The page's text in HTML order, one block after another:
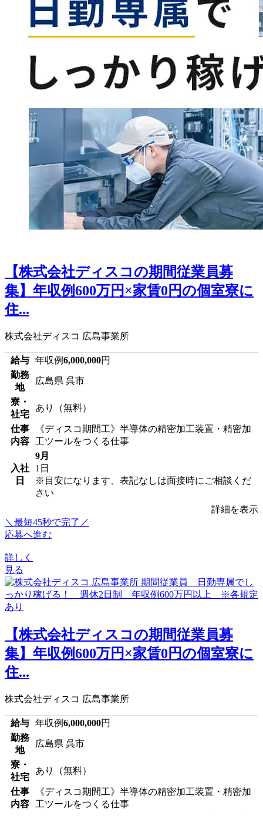
【株式会社ディスコの期間従業員募
集】年収例600万円×家賃0円の個室寮に
住...
株式会社ディスコ 広島事業所
給与 年収例6,000,000円
勤務
地
広島県 呉市
寮・
社宅
あり（無料）
仕事
内容
《ディスコ期間工》半導体の精密加工装置・精密加
工ツールをつくる仕事
入社
日
9月
1日
※目安になります、表記なしは面接時にご相談くだ
さい
詳細を表示
＼最短45秒で完了／
応募へ進む
詳しく
見る
【株式会社ディスコの期間従業員募
集】年収例600万円×家賃0円の個室寮に
住...
株式会社ディスコ 広島事業所
給与 年収例6,000,000円
勤務
地
広島県 呉市
寮・
社宅
あり（無料）
仕事
内容
《ディスコ期間工》半導体の精密加工装置・精密加
工ツールをつくる仕事